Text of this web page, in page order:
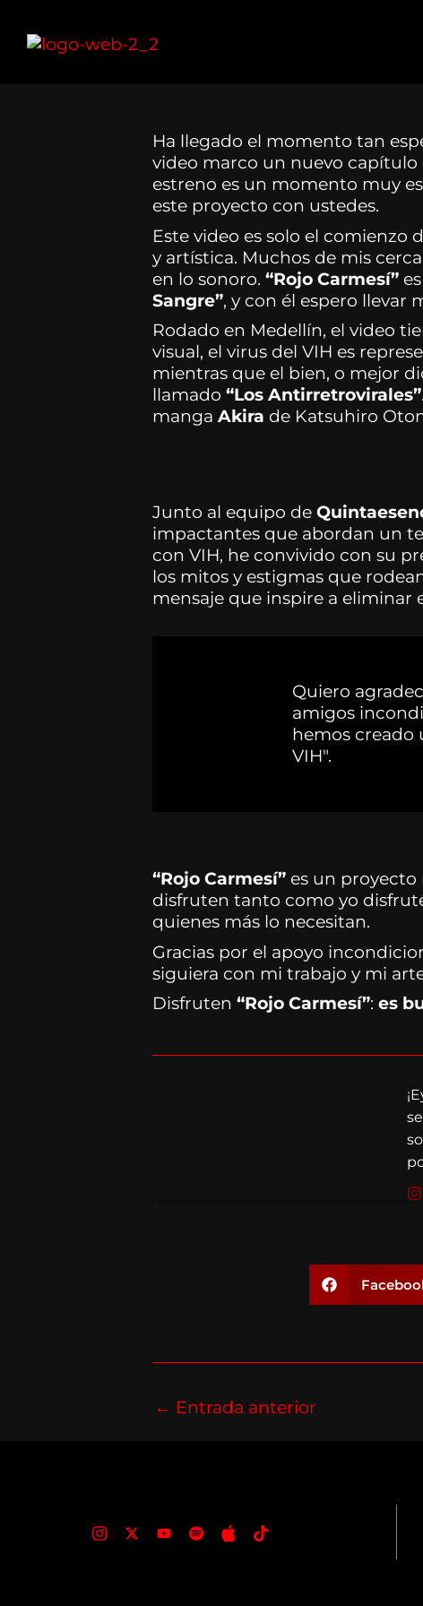
contenido
Ha llegado el momento tan
video marco un nuevo capítulo
estreno es un momento muy
este proyecto con ustedes.
Este video es solo el comienzo
y artística. Muchos de mis
en lo sonoro. “Rojo Carmesí”
Sangre”, y con él espero llevar
Rodado en Medellín, el video
visual, el virus del VIH es
mientras que el bien, o mejor
llamado “Los Antirretrovirales”
manga Akira de Katsuhiro
Junto al equipo de
impactantes que abordan un
con VIH, he convivido con su
los mitos y estigmas que
mensaje que inspire a eliminar
Quiero
amigos
hemos creado
VIH".
“Rojo Carmesí” es un proyecto
disfruten tanto como yo
quienes más lo necesitan.
Gracias por el apoyo
siguiera con mi trabajo y mi
Disfruten “Rojo Carmesí”: es
← Entrada anterior